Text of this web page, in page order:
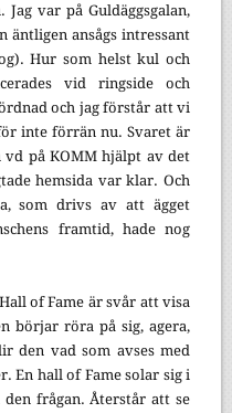
var på Guldäggsgalan,
äntligen ansågs intressant
Hur som helst kul och
vid ringside och
och jag förstår att vi
inte förrän nu. Svaret är
vd på KOMM hjälpt av det
hemsida var klar. Och
som drivs av att ägget
framtid, hade nog
of Fame är svår att visa
börjar röra på sig, agera,
den vad som avses med
En hall of Fame solar sig i
frågan. Återstår att se